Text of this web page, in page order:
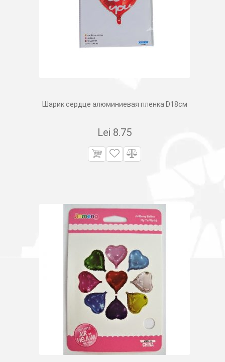
Шарик сердце алюминиевая пленка D18см
Lei 8.75